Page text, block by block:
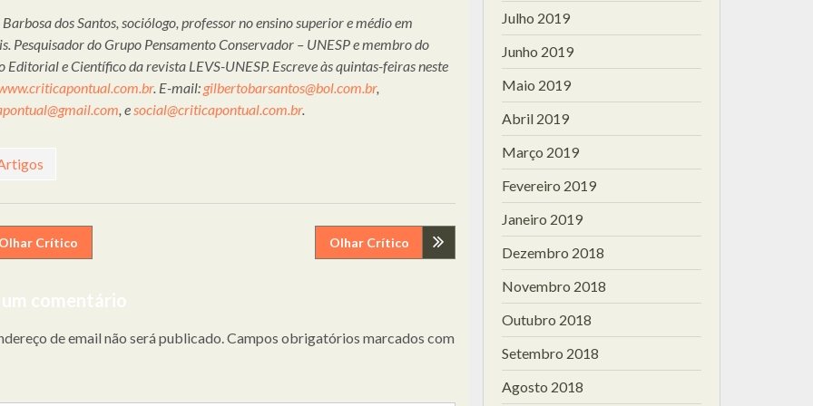
dos Santos, sociólogo, professor no ensino superior e médio em
Pesquisador do Grupo Pensamento Conservador – UNESP e membro do
Editorial e Científico da revista LEVS-UNESP. Escreve às quintas-feiras neste
. E-mail: gilbertobarsantos@bol.com.br,
, esocial@criticapontual.com.br.
Olhar Crítico Olhar Crítico
um comentário
de email não será publicado.Campos obrigatórios marcados com
Julho 2019
Junho 2019
Maio 2019
Abril 2019
Março 2019
Fevereiro 2019
Janeiro 2019
Dezembro 2018
Novembro 2018
Outubro 2018
Setembro 2018
Agosto 2018